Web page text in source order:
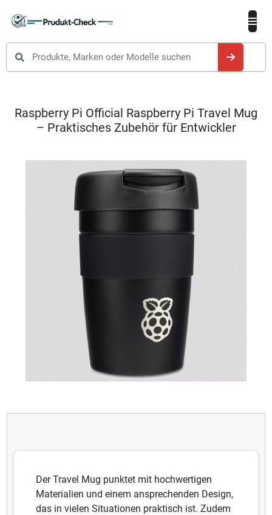
Raspberry Pi Official Raspberry Pi Travel Mug
– Praktisches Zubehör für Entwickler
Der Travel Mug punktet mit hochwertigen
Materialien und einem ansprechenden Design,
das in vielen Situationen praktisch ist. Zudem